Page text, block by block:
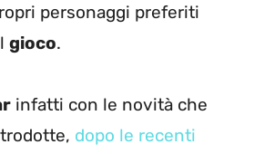
personaggi preferiti
gioco.
infatti con le novità che
dopo le recenti